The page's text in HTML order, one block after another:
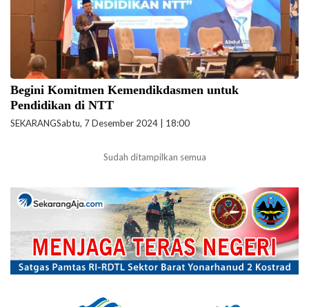
Begini Komitmen Kemendikdasmen untuk
Pendidikan di NTT
SEKARANGSabtu, 7 Desember 2024 | 18:00
Sudah ditampilkan semua